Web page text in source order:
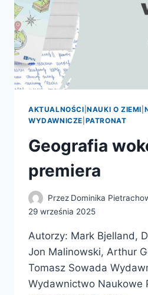
AKTUALNOŚCI |NAUKI O ZIEMI
WYDAWNICZE PATRONAT
Geografia
premiera
Przez Dominika
29 września 2025
Autorzy: Mark Bjelland,
Jon Malinowski, Arthur
Tomasz Sowada
Wydawnictwo Naukowe